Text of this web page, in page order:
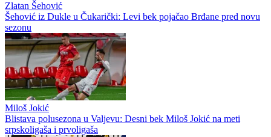
Zlatan Šehović
Šehović iz Dukle u Čukarički: Levi bek pojačao Brđane pred novu
sezonu
Miloš Jokić
Blistava polusezona u Valjevu: Desni bek Miloš Jokić na meti
srpskoligaša i prvoligaša